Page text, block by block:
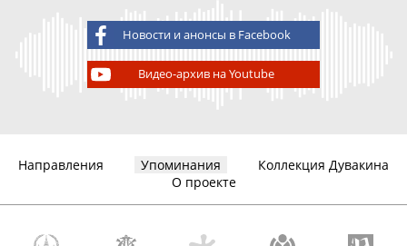
Новости и анонсы в Facebook
Видео-архив на Youtube
Направления Упоминания
Коллекция Дувакина
О проекте